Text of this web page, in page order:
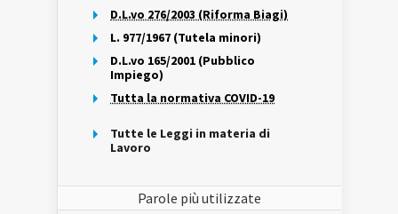
D.L.vo 276/2003 (Riforma Biagi)
L. 977/1967 (Tutela minori)
D.L.vo 165/2001 (Pubblico
Impiego)
Tutta la normativa COVID-19
Tutte le Leggi in materia di
Lavoro
Parole più utilizzate